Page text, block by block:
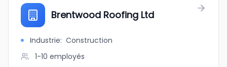
Brentwood Roofing Ltd
Industrie: Construction
1-10 employés